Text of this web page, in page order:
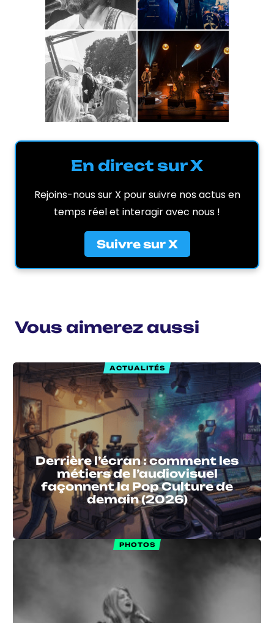
En direct sur X
Rejoins-nous sur X pour suivre nos actus en
temps réel et interagir avec nous !
Suivre sur X
Vous aimerez aussi
ACTUALITÉS
Derrière l’écran : comment les
métiers de l’audiovisuel
façonnent la Pop Culture de
demain (2026)
PHOTOS